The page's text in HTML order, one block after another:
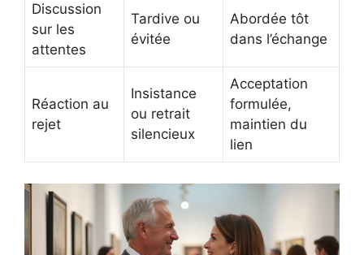
Discussion
sur les
attentes
Tardive ou
évitée
Abordée tôt
dans l’échange
Réaction au
rejet
Insistance
ou retrait
silencieux
Acceptation
formulée,
maintien du
lien